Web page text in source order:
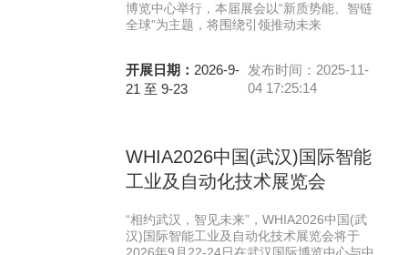
博览中心举行，本届展会以“新质势能、智链
全球”为主题，将围绕引领推动未来
开展日期： 2026-9-
21 至 9-23
发布时间：2025-11-
04 17:25:14
WHIA2026中国(武汉)国际智能
工业及自动化技术展览会
“相约武汉，智见未来”，WHIA2026中国(武
汉)国际智能工业及自动化技术展览会将于